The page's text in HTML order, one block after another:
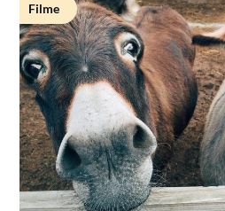
Filme